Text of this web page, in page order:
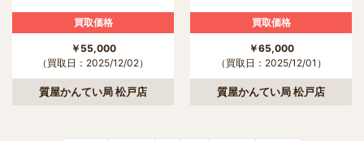
買取価格
￥55,000
（買取日：2025/12/02）
質屋かんてい局 松戸店
買取価格
￥65,000
（買取日：2025/12/01）
質屋かんてい局 松戸店